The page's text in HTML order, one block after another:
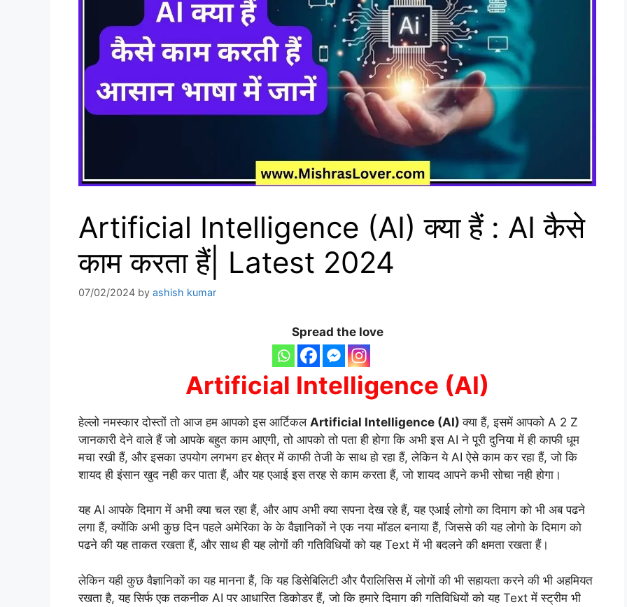
Artificial Intelligence (AI) क्या हैं : AI कैसे
काम करता हैं| Latest 2024
07/02/2024 by ashish kumar
Spread the love
Artificial Intelligence (AI)
हेल्लो नमस्कार दोस्तों तो आज हम आपको इस आर्टिकल Artificial Intelligence (AI)क्या हैं, इसमें आपको A 2 Z
जानकारी देने वाले हैं जो आपके बहुत काम आएगी, तो आपको तो पता ही होगा कि अभी इस AI ने पूरी दुनिया में ही काफी धूम
मचा रखी हैं, और इसका उपयोग लगभग हर क्षेत्र में काफी तेजी के साथ हो रहा हैं, लेकिन ये AI ऐसे काम कर रहा हैं, जो कि
शायद ही इंसान खुद नही कर पाता हैं, और यह एआई इस तरह से काम करता हैं, जो शायद आपने कभी सोचा नही होगा।
यह AI आपके दिमाग में अभी क्या चल रहा हैं, और आप अभी क्या सपना देख रहे हैं, यह एआई लोगो का दिमाग को भी अब पढने
लगा हैं, क्योंकि अभी कुछ दिन पहले अमेरिका के के वैज्ञानिकों ने एक नया मॉडल बनाया हैं, जिससे की यह लोगो के दिमाग को
पढने की यह ताकत रखता हैं, और साथ ही यह लोगों की गतिविधियों को यह Text में भी बदलने की क्षमता रखता हैं।
लेकिन यही कुछ वैज्ञानिकों का यह मानना हैं, कि यह डिसेबिलिटी और पैरालिसिस में लोगों की भी सहायता करने की भी अहमियत
रखता है, यह सिर्फ एक तकनीक AI पर आधारित डिकोडर हैं, जो कि हमारे दिमाग की गतिविधियों को यह Text में स्ट्रीम भी